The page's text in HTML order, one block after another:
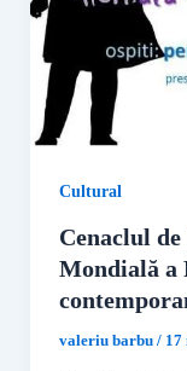
Cultural
Cenaclul
Mondială
valeriu barbu / 17